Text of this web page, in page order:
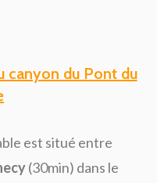
canyon du Pont du
est situé entre
(30min) dans le